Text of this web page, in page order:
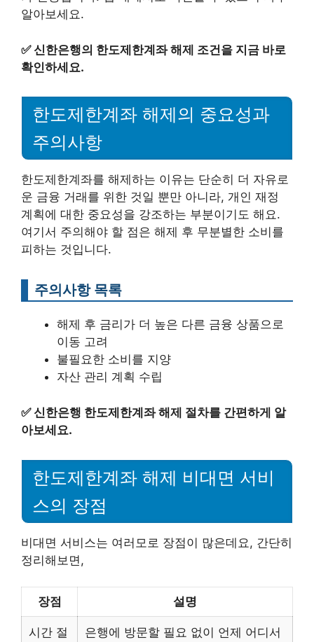
알아보세요.
✅신한은행의 한도제한계좌 해제 조건을 지금 바로
확인하세요.
한도제한계좌 해제의 중요성과
주의사항
한도제한계좌를 해제하는 이유는 단순히 더 자유로
운 금융 거래를 위한 것일 뿐만 아니라, 개인 재정
계획에 대한 중요성을 강조하는 부분이기도 해요.
여기서 주의해야 할 점은 해제 후 무분별한 소비를
피하는 것입니다.
주의사항 목록
해제 후 금리가 더 높은 다른 금융 상품으로
이동 고려
불필요한 소비를 지양
자산 관리 계획 수립
✅신한은행 한도제한계좌 해제 절차를 간편하게 알
아보세요.
한도제한계좌 해제 비대면 서비
스의 장점
비대면 서비스는 여러모로 장점이 많은데요, 간단히
정리해보면,
장점 설명
시간 절
은행에 방문할 필요 없이 언제 어디서